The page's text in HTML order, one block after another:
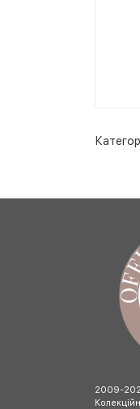
2009-